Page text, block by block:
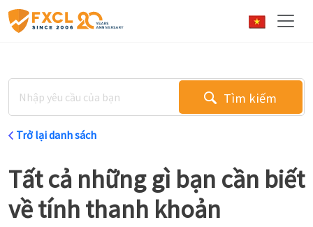
Tìm kiếm
Trở lại danh sách
Tất cả những gì bạn cần biết
về tính thanh khoản